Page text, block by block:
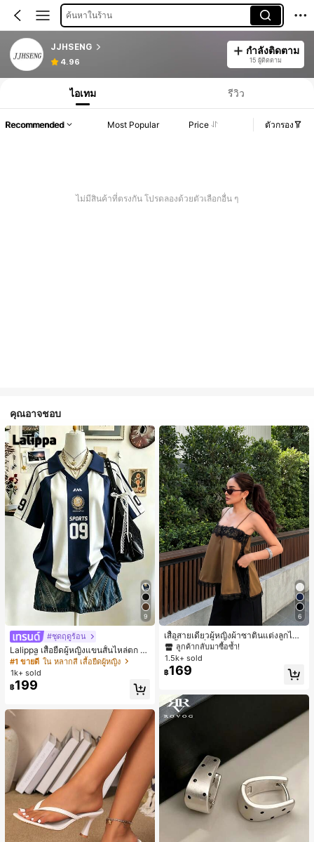
ค้นหาในร้าน
JJHSENG
4.96
กำลังติดตาม
15 ผู้ติดตาม
ไอเทม รีวิว
Recommended Most Popular Price ตัวกรอง
ไม่มีสินค้าที่ตรงกัน โปรดลองด้วยตัวเลือกอื่น ๆ
คุณอาจชอบ
9
#ชุดฤดูร้อน
Lalippa เสื้อยืดผู้หญิงแขนสั้นไหล่ตก ค
อวีปกเสื้อ ลายพิมพ์ดิจิทัลลายทาง สไตล์
สปอร์ตแฟชั่นมินิมอล ของขวัญสำหรับเ
พื่อน
#1 ขายดี ใน หลากสี เสื้อยืดผู้หญิง
1k+ sold
฿199
6
เสื้อสายเดี่ยวผู้หญิงผ้าซาตินแต่งลูกไม้
- เสื้อสายเดี่ยวฤดูร้อนสีคากีมีรอยผ่าด้า
นข้างที่น่าดึงดูดแบบสบายๆ
#1 ขายดี
ใน สีกากี เสื้อสตรี เสื้อเบลาส์ & Tee
ลูกค้ากลับมาซื้อซ้ำ!
#1 ขายดี
ใน สีกากี เสื้อสตรี เสื้อเบลาส์ & Tee
ลูกค้ากลับมาซื้อซ้ำ!
#1 ขายดี
ใน สีกากี เสื้อสตรี เสื้อเบลาส์ & Tee
ลูกค้ากลับมาซื้อซ้ำ!
#1 ขายดี
ลูกค้ากลับมาซื้อซ้ำ!
1.5k+ sold
฿169